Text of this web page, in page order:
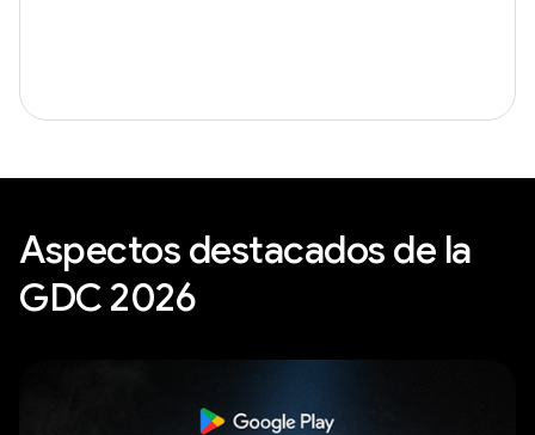
Aspectos destacados de la
GDC 2026